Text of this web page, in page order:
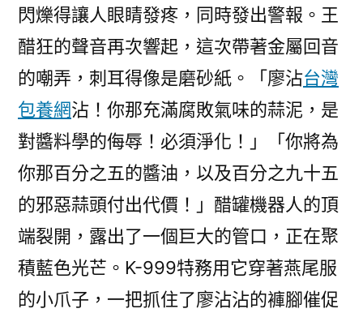
閃爍得讓人眼睛發疼，同時發出警報。王
醋狂的聲音再次響起，這次帶著金屬回音
的嘲弄，刺耳得像是磨砂紙。「廖沾台灣
包養網沾！你那充滿腐敗氣味的蒜泥，是
對醬料學的侮辱！必須淨化！」「你將為
你那百分之五的醬油，以及百分之九十五
的邪惡蒜頭付出代價！」醋罐機器人的頂
端裂開，露出了一個巨大的管口，正在聚
積藍色光芒。K-999特務用它穿著燕尾服
的小爪子，一把抓住了廖沾沾的褲腳催促